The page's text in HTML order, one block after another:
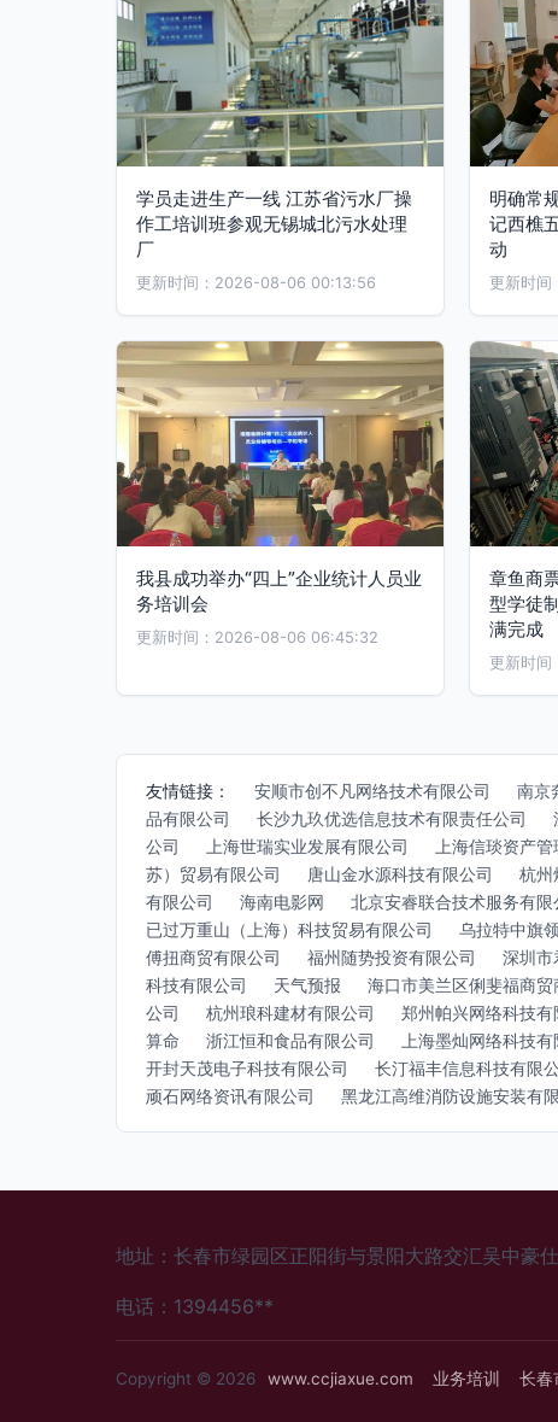
学员走进生产一线 江苏省污水厂操
作工培训班参观无锡城北污水处理
厂
更新时间：2026-08-06 00:13:56
明确常
记西樵
动
更新时
我县成功举办“四上”企业统计人员业
务培训会
更新时间：2026-08-06 06:45:32
章鱼商
型学徒
满完成
更新时
友情链接： 安顺市创不凡网络技术有限公司 南京
品有限公司
长沙九玖优选信息技术有限责任公司
公司
上海世瑞实业发展有限公司 上海信琰资产
苏）贸易有限公司
唐山金水源科技有限公司 杭州
有限公司
海南电影网 北京安睿联合技术服务有限
已过万重山（上海）科技贸易有限公司
乌拉特中旗
傅扭商贸有限公司
福州随势投资有限公司 深圳市
科技有限公司
天气预报 海口市美兰区俐斐福商贸
公司
杭州琅科建材有限公司 郑州帕兴网络科技有
算命
浙江恒和食品有限公司 上海墨灿网络科技有
开封天茂电子科技有限公司
长汀福丰信息科技有限
顽石网络资讯有限公司
黑龙江高维消防设施安装有
地址：长春市绿园区正阳街与景阳大路交汇吴中豪
电话：1394456**
Copyright © 2026 www.ccjiaxue.com 业务培训 长春